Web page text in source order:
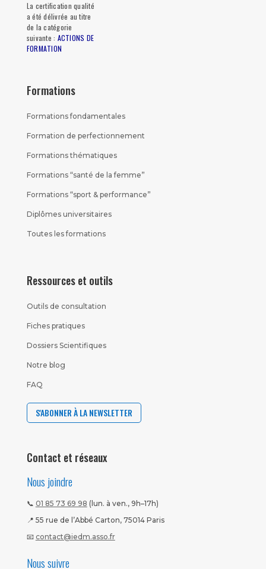
La certification qualité
a été délivrée au titre
de la catégorie
suivante : ACTIONS DE
FORMATION
Formations
Formations fondamentales
Formation de perfectionnement
Formations thématiques
Formations “santé de la femme”
Formations “sport & performance”
Diplômes universitaires
Toutes les formations
Ressources et outils
Outils de consultation
Fiches pratiques
Dossiers Scientifiques
Notre blog
FAQ
S'ABONNER À LA NEWSLETTER
Contact et réseaux
Nous joindre
📞 01 85 73 69 98 (lun. à ven., 9h–17h)
📍 55 rue de l’Abbé Carton, 75014 Paris
📧 contact@iedm.asso.fr
Nous suivre